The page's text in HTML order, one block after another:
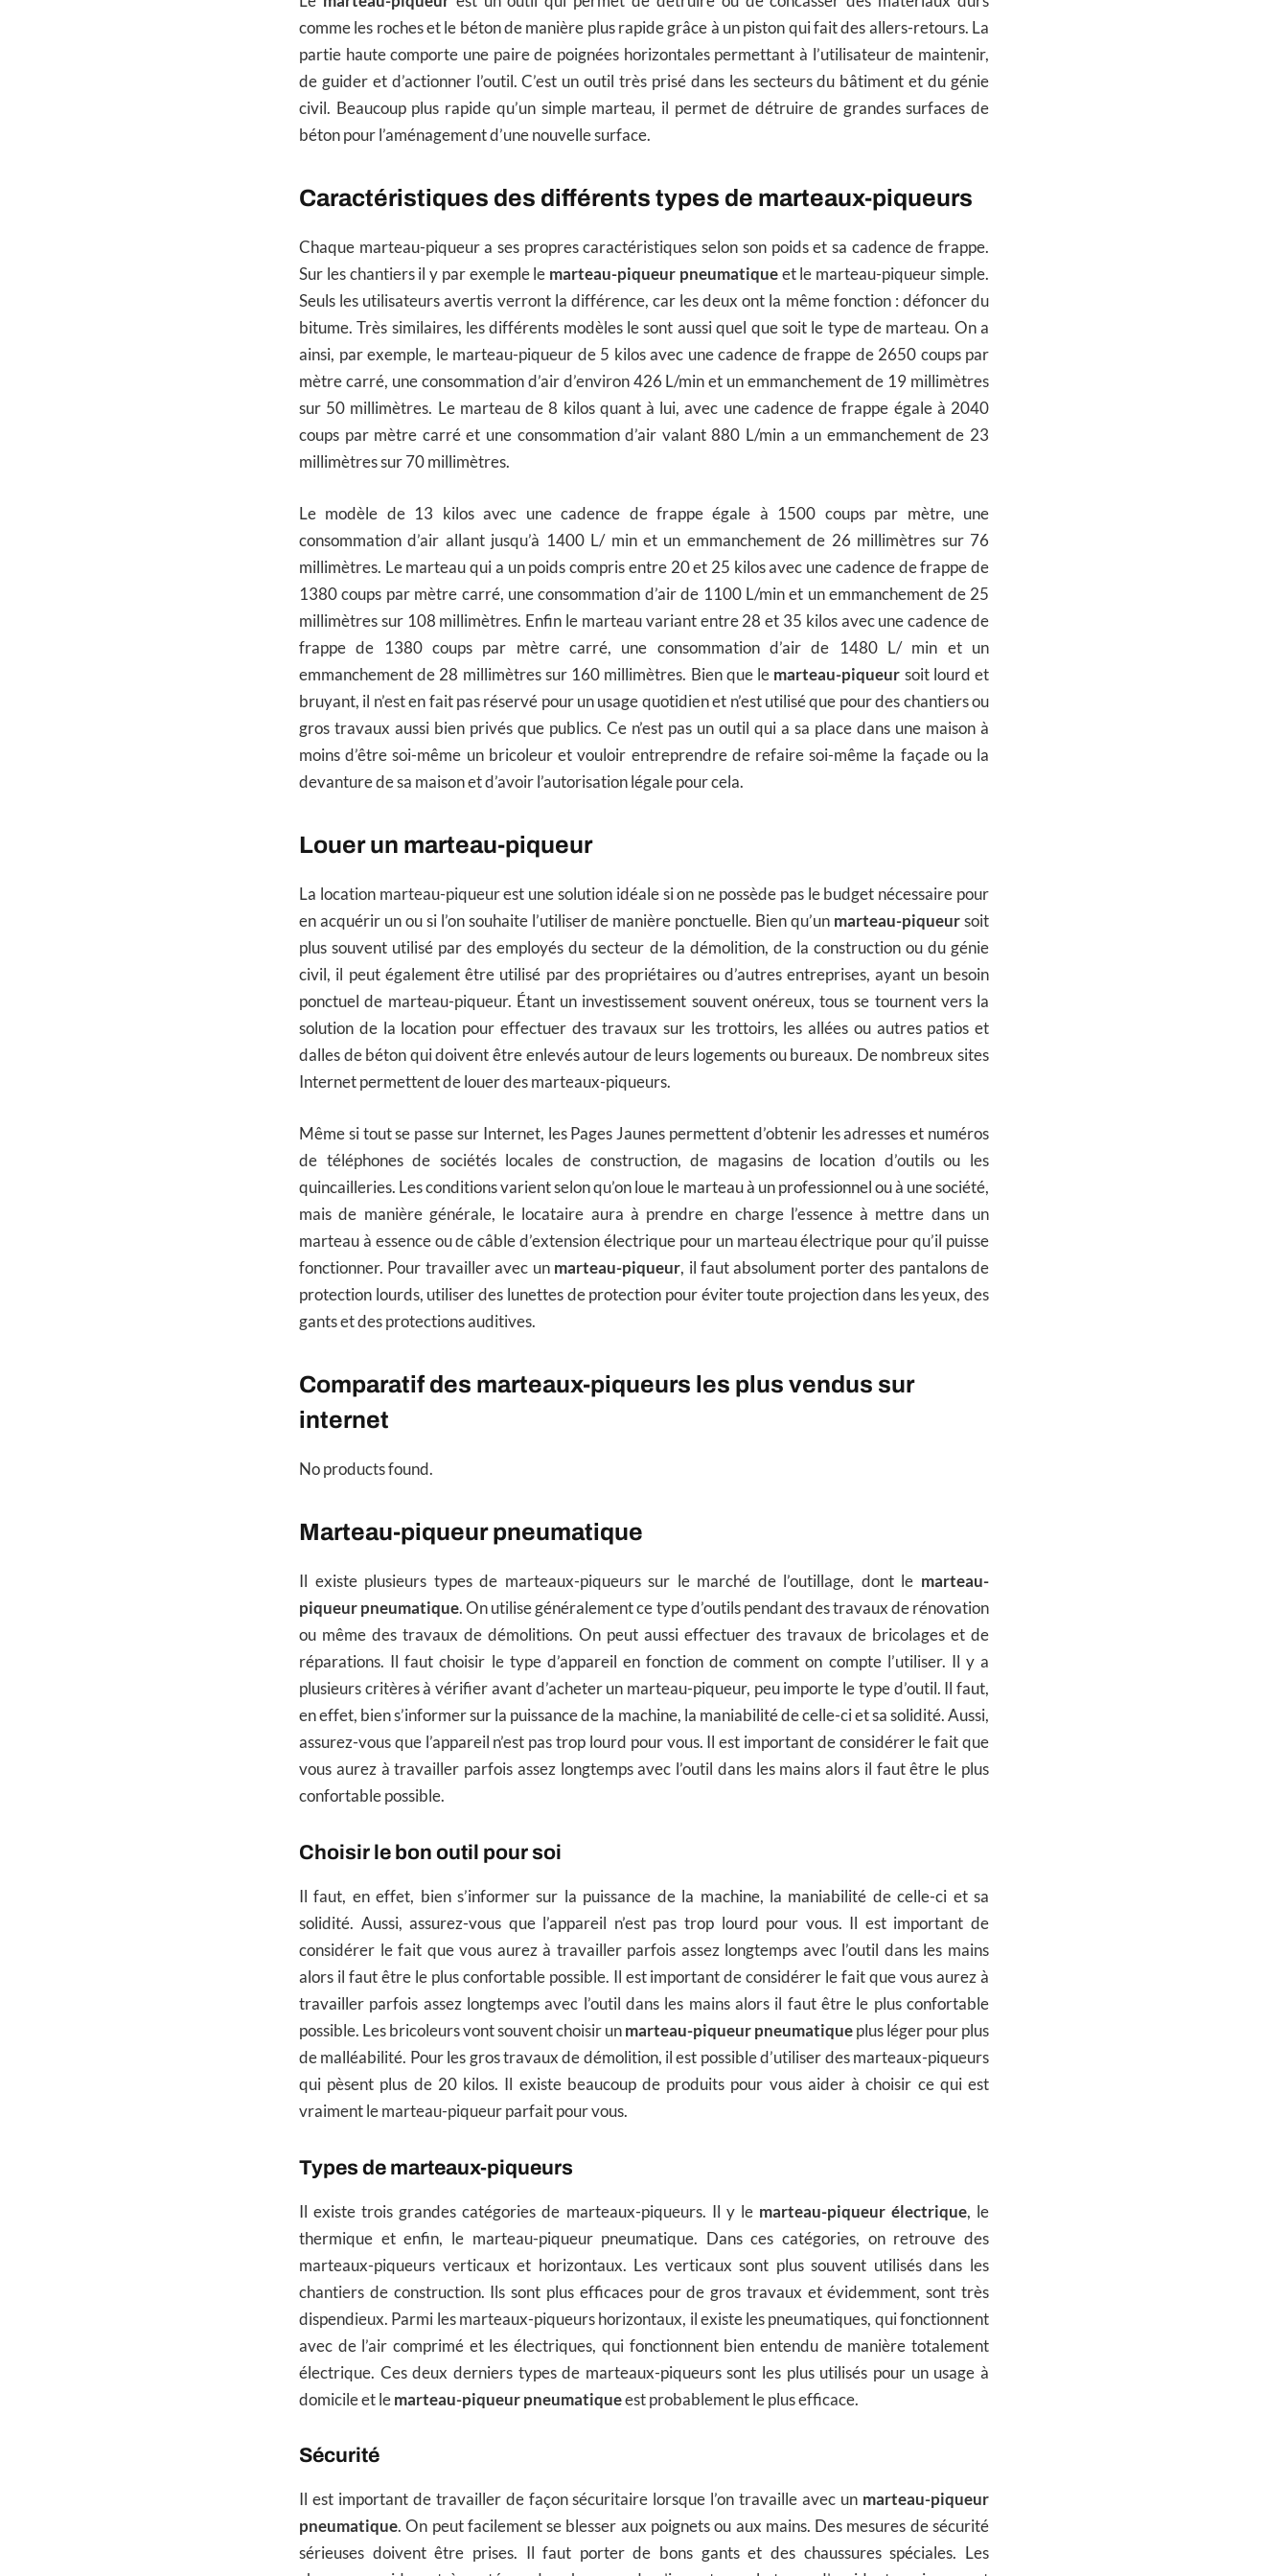
comme les roches et le béton de manière plus rapide grâce à un piston qui fait des allers-retours. La
partie haute comporte une paire de poignées horizontales permettant à l’utilisateur de maintenir,
de guider et d’actionner l’outil. C’est un outil très prisé dans les secteurs du bâtiment et du génie
civil. Beaucoup plus rapide qu’un simple marteau, il permet de détruire de grandes surfaces de
béton pour l’aménagement d’une nouvelle surface.
Caractéristiques des différents types de marteaux-piqueurs
Chaque marteau-piqueur a ses propres caractéristiques selon son poids et sa cadence de frappe.
Sur les chantiers il y par exemple le marteau-piqueur pneumatiqueet le marteau-piqueur simple.
Seuls les utilisateurs avertis verront la différence, car les deux ont la même fonction : défoncer du
bitume. Très similaires, les différents modèles le sont aussi quel que soit le type de marteau. On a
ainsi, par exemple, le marteau-piqueur de 5 kilos avec une cadence de frappe de 2650 coups par
mètre carré, une consommation d’air d’environ 426 L/min et un emmanchement de 19 millimètres
sur 50 millimètres. Le marteau de 8 kilos quant à lui, avec une cadence de frappe égale à 2040
coups par mètre carré et une consommation d’air valant 880 L/min a un emmanchement de 23
millimètres sur 70 millimètres.
Le modèle de 13 kilos avec une cadence de frappe égale à 1500 coups par mètre, une
consommation d’air allant jusqu’à 1400 L/ min et un emmanchement de 26 millimètres sur 76
millimètres. Le marteau qui a un poids compris entre 20 et 25 kilos avec une cadence de frappe de
1380 coups par mètre carré, une consommation d’air de 1100 L/min et un emmanchement de 25
millimètres sur 108 millimètres. Enfin le marteau variant entre 28 et 35 kilos avec une cadence de
frappe de 1380 coups par mètre carré, une consommation d’air de 1480 L/ min et un
emmanchement de 28 millimètres sur 160 millimètres. Bien que le marteau-piqueur soit lourd et
bruyant, il n’est en fait pas réservé pour un usage quotidien et n’est utilisé que pour des chantiers ou
gros travaux aussi bien privés que publics. Ce n’est pas un outil qui a sa place dans une maison à
moins d’être soi-même un bricoleur et vouloir entreprendre de refaire soi-même la façade ou la
devanture de sa maison et d’avoir l’autorisation légale pour cela.
Louer un marteau-piqueur
La location marteau-piqueur est une solution idéale si on ne possède pas le budget nécessaire pour
en acquérir un ou si l’on souhaite l’utiliser de manière ponctuelle. Bien qu’un marteau-piqueur soit
plus souvent utilisé par des employés du secteur de la démolition, de la construction ou du génie
civil, il peut également être utilisé par des propriétaires ou d’autres entreprises, ayant un besoin
ponctuel de marteau-piqueur. Étant un investissement souvent onéreux, tous se tournent vers la
solution de la location pour effectuer des travaux sur les trottoirs, les allées ou autres patios et
dalles de béton qui doivent être enlevés autour de leurs logements ou bureaux. De nombreux sites
Internet permettent de louer des marteaux-piqueurs.
Même si tout se passe sur Internet, les Pages Jaunes permettent d’obtenir les adresses et numéros
de téléphones de sociétés locales de construction, de magasins de location d’outils ou les
quincailleries. Les conditions varient selon qu’on loue le marteau à un professionnel ou à une société,
mais de manière générale, le locataire aura à prendre en charge l’essence à mettre dans un
marteau à essence ou de câble d’extension électrique pour un marteau électrique pour qu’il puisse
fonctionner. Pour travailler avec un marteau-piqueur, il faut absolument porter des pantalons de
protection lourds, utiliser des lunettes de protection pour éviter toute projection dans les yeux, des
gants et des protections auditives.
Comparatif des marteaux-piqueurs les plus vendus sur
internet
No products found.
Marteau-piqueur pneumatique
Il existe plusieurs types de marteaux-piqueurs sur le marché de l’outillage, dont le marteau-
piqueur pneumatique. On utilise généralement ce type d’outils pendant des travaux de rénovation
ou même des travaux de démolitions. On peut aussi effectuer des travaux de bricolages et de
réparations. Il faut choisir le type d’appareil en fonction de comment on compte l’utiliser. Il y a
plusieurs critères à vérifier avant d’acheter un marteau-piqueur, peu importe le type d’outil. Il faut,
en effet, bien s’informer sur la puissance de la machine, la maniabilité de celle-ci et sa solidité. Aussi,
assurez-vous que l’appareil n’est pas trop lourd pour vous. Il est important de considérer le fait que
vous aurez à travailler parfois assez longtemps avec l’outil dans les mains alors il faut être le plus
confortable possible.
Choisir le bon outil pour soi
Il faut, en effet, bien s’informer sur la puissance de la machine, la maniabilité de celle-ci et sa
solidité. Aussi, assurez-vous que l’appareil n’est pas trop lourd pour vous. Il est important de
considérer le fait que vous aurez à travailler parfois assez longtemps avec l’outil dans les mains
alors il faut être le plus confortable possible. Il est important de considérer le fait que vous aurez à
travailler parfois assez longtemps avec l’outil dans les mains alors il faut être le plus confortable
possible. Les bricoleurs vont souvent choisir un marteau-piqueur pneumatique plus léger pour plus
de malléabilité. Pour les gros travaux de démolition, il est possible d’utiliser des marteaux-piqueurs
qui pèsent plus de 20 kilos. Il existe beaucoup de produits pour vous aider à choisir ce qui est
vraiment le marteau-piqueur parfait pour vous.
Types de marteaux-piqueurs
Il existe trois grandes catégories de marteaux-piqueurs. Il y le marteau-piqueur électrique, le
thermique et enfin, le marteau-piqueur pneumatique. Dans ces catégories, on retrouve des
marteaux-piqueurs verticaux et horizontaux. Les verticaux sont plus souvent utilisés dans les
chantiers de construction. Ils sont plus efficaces pour de gros travaux et évidemment, sont très
dispendieux. Parmi les marteaux-piqueurs horizontaux, il existe les pneumatiques, qui fonctionnent
avec de l’air comprimé et les électriques, qui fonctionnent bien entendu de manière totalement
électrique. Ces deux derniers types de marteaux-piqueurs sont les plus utilisés pour un usage à
domicile et le marteau-piqueur pneumatiqueest probablement le plus efficace.
Sécurité
Il est important de travailler de façon sécuritaire lorsque l’on travaille avec un marteau-piqueur
pneumatique. On peut facilement se blesser aux poignets ou aux mains. Des mesures de sécurité
sérieuses doivent être prises. Il faut porter de bons gants et des chaussures spéciales. Les